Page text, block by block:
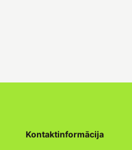
Kontaktinformācija